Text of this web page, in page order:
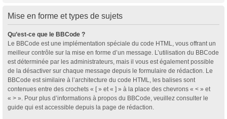
Mise en forme et types de sujets
Qu’est-ce que le BBCode ?
Le BBCode est une implémentation spéciale du code HTML, vous offrant un
meilleur contrôle sur la mise en forme d’un message. L’utilisation du BBCode
est déterminée par les administrateurs, mais il vous est également possible
de la désactiver sur chaque message depuis le formulaire de rédaction. Le
BBCode est similaire à l’architecture du code HTML, les balises sont
contenues entre des crochets « [ » et « ] » à la place des chevrons « < » et
« > ». Pour plus d’informations à propos du BBCode, veuillez consulter le
guide qui est accessible depuis la page de rédaction.